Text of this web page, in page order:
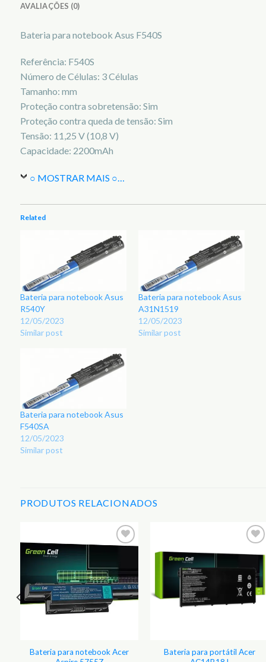
AVALIAÇÕES (0)
Bateria para notebook Asus F540S
Referência: F540S
Número de Células: 3 Células
Tamanho: mm
Proteção contra sobretensão: Sim
Proteção contra queda de tensão: Sim
Tensão: 11,25 V (10,8 V)
Capacidade: 2200mAh
○ MOSTRAR MAIS ○…
Related
Bateria para notebook Asus
R540Y
12/05/2023
Similar post
Bateria para notebook Asus
A31N1519
12/05/2023
Similar post
Bateria para notebook Asus
F540SA
12/05/2023
Similar post
PRODUTOS RELACIONADOS
Bateria para notebook Acer
Bateria para portátil Acer